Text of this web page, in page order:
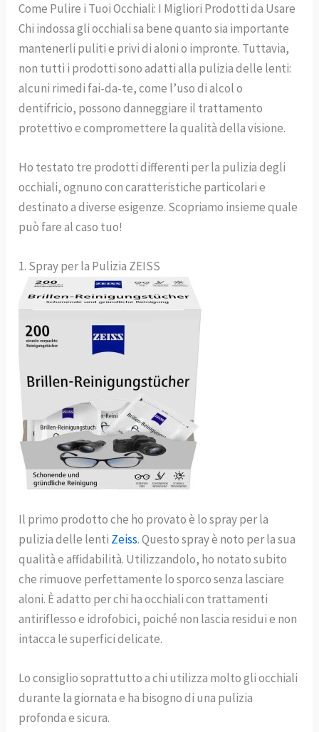
Come Pulire i Tuoi Occhiali: I Migliori Prodotti da Usare
Chi indossa gli occhiali sa bene quanto sia importante
mantenerli puliti e privi di aloni o impronte. Tuttavia,
non tutti i prodotti sono adatti alla pulizia delle lenti:
alcuni rimedi fai-da-te, come l’uso di alcol o
dentifricio, possono danneggiare il trattamento
protettivo e compromettere la qualità della visione.
Ho testato tre prodotti differenti per la pulizia degli
occhiali, ognuno con caratteristiche particolari e
destinato a diverse esigenze. Scopriamo insieme quale
può fare al caso tuo!
1. Spray per la Pulizia ZEISS
Il primo prodotto che ho provato è lo spray per la
pulizia delle lenti Zeiss. Questo spray è noto per la sua
qualità e affidabilità. Utilizzandolo, ho notato subito
che rimuove perfettamente lo sporco senza lasciare
aloni. È adatto per chi ha occhiali con trattamenti
antiriflesso e idrofobici, poiché non lascia residui e non
intacca le superfici delicate.
Lo consiglio soprattutto a chi utilizza molto gli occhiali
durante la giornata e ha bisogno di una pulizia
profonda e sicura.